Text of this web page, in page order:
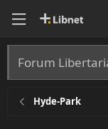
Forum
Hyde-Park